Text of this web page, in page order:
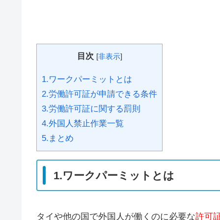
目次 [非表示]
1.ワークパーミットとは
2.労働許可証が申請できる条件
3.労働許可証に関する罰則
4.外国人禁止作業一覧
5.まとめ
1.ワークパーミットとは
タイや他の国で外国人が働くのに必要な許可